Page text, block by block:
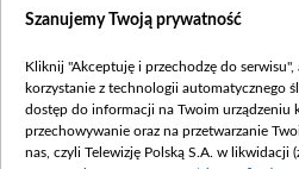
Dostępność
Procedura zgłoszeń
Szanujemy Twoją prywatność
Kliknij "Akceptuję i przechodzę do serwisu",
korzystanie z technologii automatycznego
dostęp do informacji na Twoim urządzeniu
przechowywanie oraz na przetwarzanie
nas, czyli Telewizję Polską S.A. w likwidacji